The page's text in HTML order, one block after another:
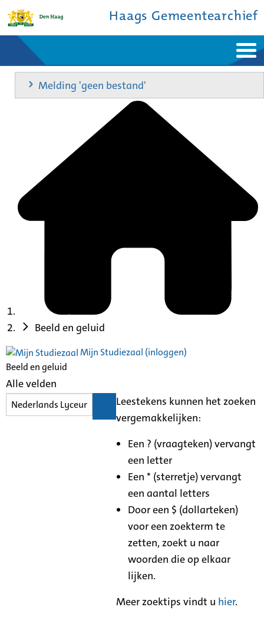
Haags Gemeentearchief
Home
Nieuws
Ontdek de stad
De studiezaal
Bronnen en collecties
Melding 'geen bestand'
Beeld en geluid
Mijn Studiezaal (inloggen)
Beeld en geluid
Alle velden
Leestekens kunnen het zoeken
vergemakkelijken:
Een ? (vraagteken) vervangt
een letter
Een * (sterretje) vervangt
een aantal letters
Door een $ (dollarteken)
voor een zoekterm te
zetten, zoekt u naar
woorden die op elkaar
lijken.
Meer zoektips vindt u hier.